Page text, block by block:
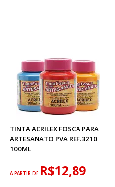
TINTA ACRILEX FOSCA PARA
ARTESANATO PVA REF.3210
100ML
A PARTIR DE R$12,89